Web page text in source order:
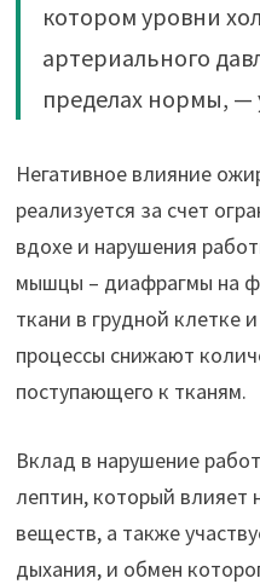
котором уровни
артериального
пределах нормы, —
Негативное влияние
реализуется за счет
вдохе и нарушения
мышцы – диафрагмы на
ткани в грудной клетке
процессы снижают
поступающего к тканям.
Вклад в нарушение
лептин, который влияет
веществ, а также
дыхания, и обмен